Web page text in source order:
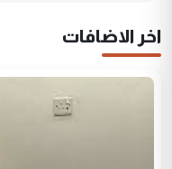
اخر الاضافات